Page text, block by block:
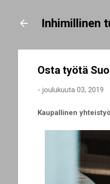
Inhimillinen
Osta työtä
- joulukuuta 03, 2019
Kaupallinen yhteistyö